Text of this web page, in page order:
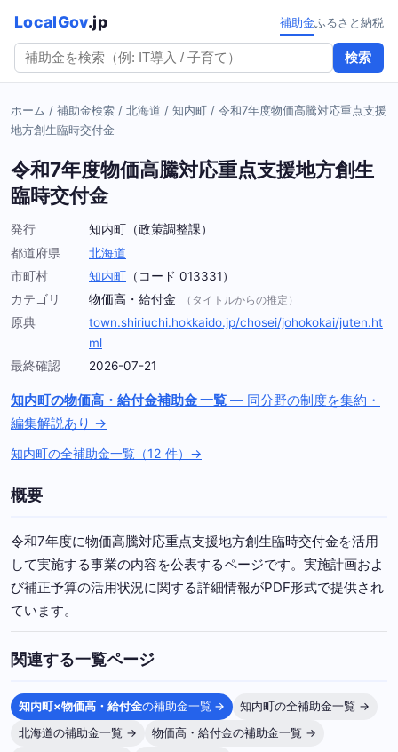
LocalGov.jp
検索
補助金ふるさと納税
ホーム / 補助金検索 / 北海道 / 知内町 / 令和7年度物価高騰対応重点支援
地方創生臨時交付金
令和7年度物価高騰対応重点支援地方創生
臨時交付金
発行
知内町（政策調整課）
都道府県
北海道
市町村
知内町 （コード 013331）
カテゴリ
物価高・給付金 （タイトルからの推定）
原典
town.shiriuchi.hokkaido.jp/chosei/johokokai/juten.ht
ml
最終確認
2026-07-21
知内町の物価高・給付金補助金 一覧 — 同分野の制度を集約・
編集解説あり →
知内町の全補助金一覧（12 件）→
概要
令和7年度に物価高騰対応重点支援地方創生臨時交付金を活用
して実施する事業の内容を公表するページです。実施計画およ
び補正予算の活用状況に関する詳細情報がPDF形式で提供され
ています。
関連する一覧ページ
知内町×物価高・給付金の補助金一覧 →
知内町の全補助金一覧 →
北海道の補助金一覧 →
物価高・給付金の補助金一覧 →